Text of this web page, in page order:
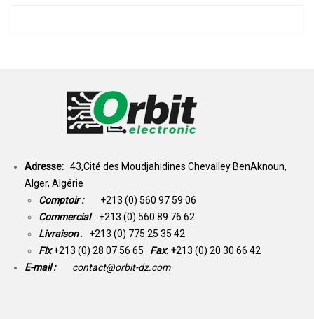
Adresse: 43,Cité des Moudjahidines Chevalley BenAknoun,
Alger, Algérie
Comptoir : +213 (0) 560 97 59 06
Commercial : +213 (0) 560 89 76 62
Livraison: +213 (0) 775 25 35 42
Fix +213 (0) 28 07 56 65 Fax: +213 (0) 20 30 66 42
E-mail :
contact@orbit-dz.com